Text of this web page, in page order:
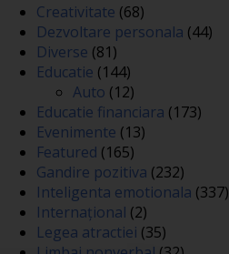
Creativitate (68)
Dezvoltare personala (44)
Diverse (81)
Educatie (144)
Auto (12)
Educatie financiara (173)
Evenimente (13)
Featured (165)
Gandire pozitiva (232)
Inteligenta emotionala (337)
Internațional (2)
Legea atractiei (35)